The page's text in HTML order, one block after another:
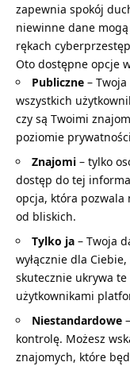
zapewnia spokój
niewinne dane mogą
rękach
Oto dostępne opcje
Publiczne –
wszystkich
czy są Twoimi
poziomie
Znajomi – tylko
dostęp do tej
opcja, która pozwala
od bliskich.
Tylko ja – Twoja
wyłącznie dla
skutecznie ukrywa
użytkownikami
Niestandardowe
kontrolę. Możesz
znajomych, które